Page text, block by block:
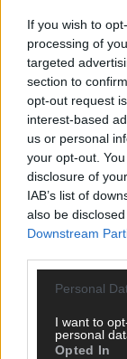
If you wish to
processing of
targeted
section to
opt-out request
interest-based
us or personal
your opt-out.
disclosure of
IAB’s list of
also be
Downstream
Personal
I want to
personal
Opted In
Nachrichten